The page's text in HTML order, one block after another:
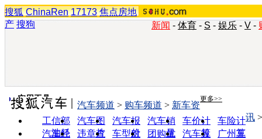
搜狐 ChinaRen 17173 焦点房地
产 搜狗 新闻 - 体育 - S - 娱乐 - V -
实用工具 更多>>
工信部
油耗
汽车图
片
汽车报
价
汽车销
量
车价计
算
车险计
算
汽车经
违章查
车型对
团购优
汽车投
广州车
汽车频道 > 购车频道 > 新车资
讯